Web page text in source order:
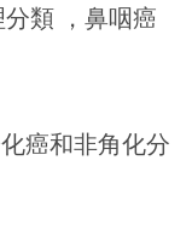
類 ，鼻咽癌
癌和非角化分